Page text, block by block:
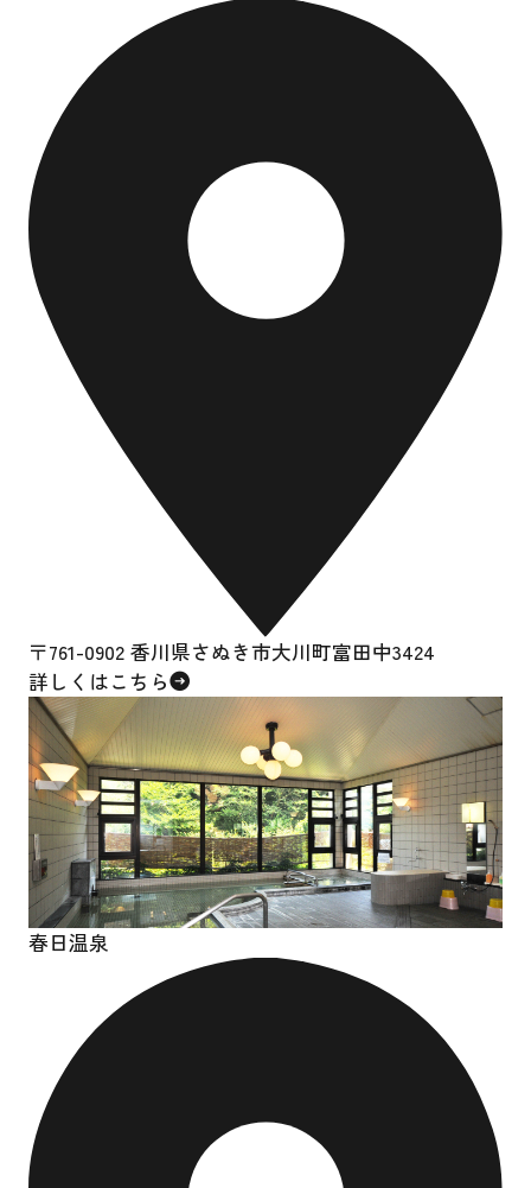
〒761-0902 香川県さぬき市大川町富田中3424
詳しくはこちら
春日温泉